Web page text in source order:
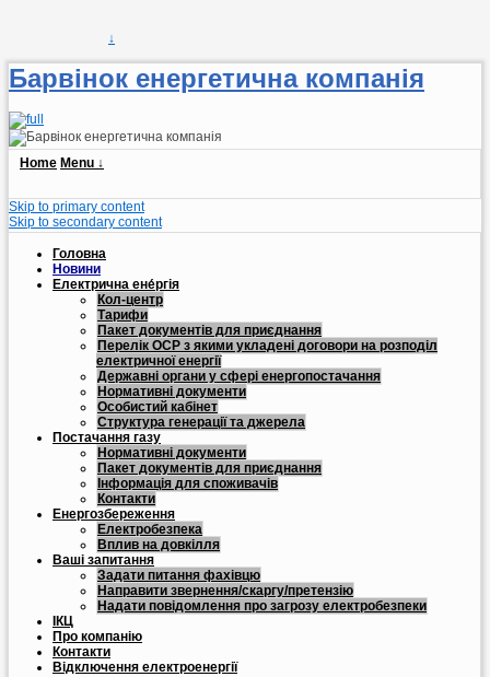
↓
Барвінок енергетична компанія
Home Menu ↓
Skip to primary content
Skip to secondary content
Головна
Новини
Електрична ене́ргія
Кол-центр
Тарифи
Пакет документів для приєднання
Перелік ОСР з якими укладені договори на розподіл
електричної енергії
Державні органи у сфері енергопостачання
Нормативні документи
Особистий кабінет
Структура генерації та джерела
Постачання газу
Нормативні документи
Пакет документів для приєднання
Інформація для споживачів
Контакти
Енергозбереження
Електробезпека
Вплив на довкілля
Ваші запитання
Задати питання фахівцю
Направити звернення/скаргу/претензію
Надати повідомлення про загрозу електробезпеки
ІКЦ
Про компанію
Контакти
Відключення електроенергії